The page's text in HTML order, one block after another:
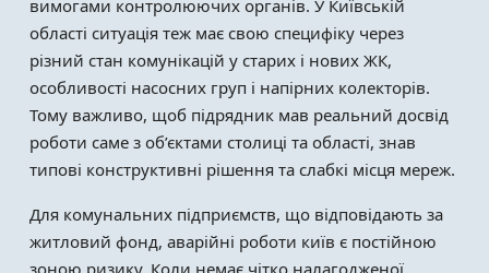
вимогами контролюючих органів. У Київській
області ситуація теж має свою специфіку через
різний стан комунікацій у старих і нових ЖК,
особливості насосних груп і напірних колекторів.
Тому важливо, щоб підрядник мав реальний досвід
роботи саме з об’єктами столиці та області, знав
типові конструктивні рішення та слабкі місця мереж.
Для комунальних підприємств, що відповідають за
житловий фонд, аварійні роботи київ є постійною